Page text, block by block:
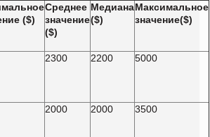
($)
Среднее
значение
($)
Медиана
($)
Максимальное
значение($)
2300 2200 5000
2000 2000 3500